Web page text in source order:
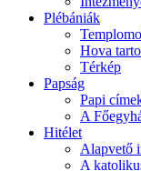
Plébániák
Hova
Térkép
Papság
Papi
A
Hitélet
Alapvető
A